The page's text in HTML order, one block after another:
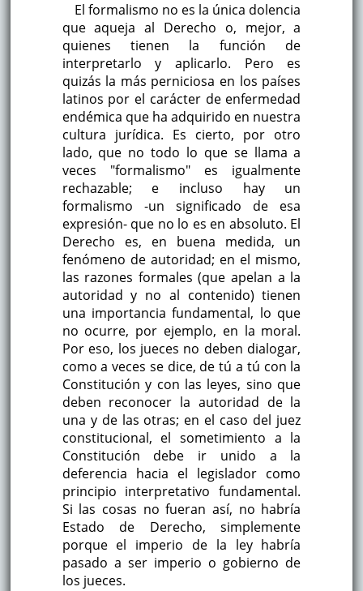
El formalismo no es la única dolencia
que aqueja al Derecho o, mejor, a
quienes tienen la función de
interpretarlo y aplicarlo. Pero es
quizás la más perniciosa en los países
latinos por el carácter de enfermedad
endémica que ha adquirido en nuestra
cultura jurídica. Es cierto, por otro
lado, que no todo lo que se llama a
veces "formalismo" es igualmente
rechazable; e incluso hay un
formalismo -un significado de esa
expresión- que no lo es en absoluto. El
Derecho es, en buena medida, un
fenómeno de autoridad; en el mismo,
las razones formales (que apelan a la
autoridad y no al contenido) tienen
una importancia fundamental, lo que
no ocurre, por ejemplo, en la moral.
Por eso, los jueces no deben dialogar,
como a veces se dice, de tú a tú con la
Constitución y con las leyes, sino que
deben reconocer la autoridad de la
una y de las otras; en el caso del juez
constitucional, el sometimiento a la
Constitución debe ir unido a la
deferencia hacia el legislador como
principio interpretativo fundamental.
Si las cosas no fueran así, no habría
Estado de Derecho, simplemente
porque el imperio de la ley habría
pasado a ser imperio o gobierno de
los jueces.